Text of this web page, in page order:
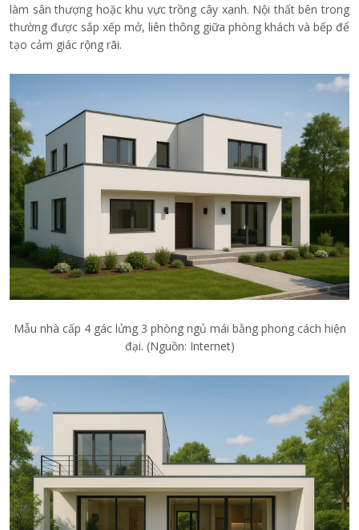
làm sân thượng hoặc khu vực trồng cây xanh. Nội thất bên trong
thường được sắp xếp mở, liên thông giữa phòng khách và bếp để
tạo cảm giác rộng rãi.
Mẫu nhà cấp 4 gác lửng 3 phòng ngủ mái bằng phong cách hiện
đại. (Nguồn: Internet)